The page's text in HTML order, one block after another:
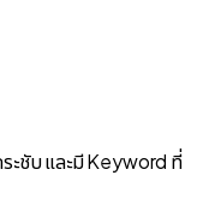
ะชับ และมี Keyword ที่